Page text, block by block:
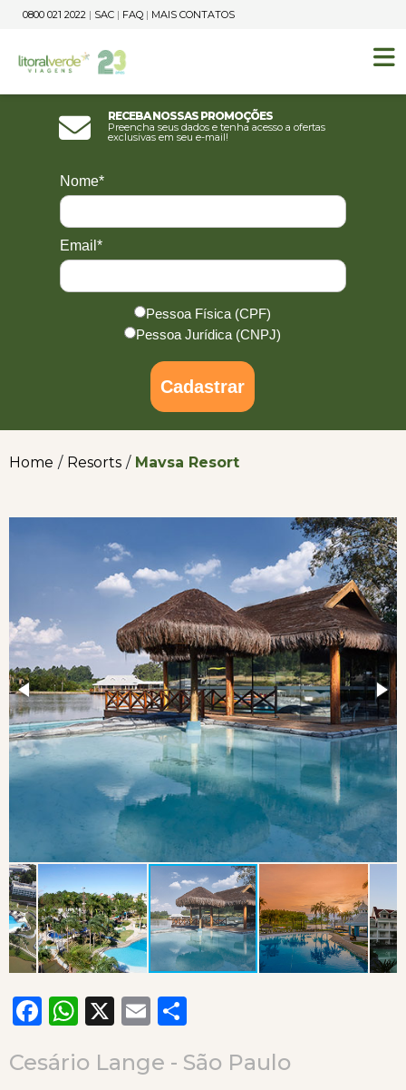
0800 021 2022 | SAC | FAQ | MAIS CONTATOS
Receba nossas promoções
Preencha seus dados e tenha acesso a ofertas
exclusivas em seu e-mail!
Nome*
Email*
Pessoa Física (CPF)
Pessoa Jurídica (CNPJ)
Cadastrar
Home / Resorts / Mavsa Resort
Facebook
WhatsApp
X Email
Cesário Lange - São Paulo